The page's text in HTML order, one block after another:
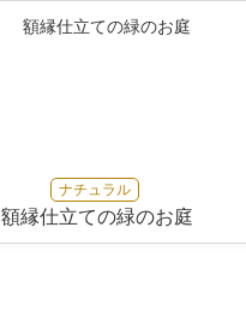
ナチュラル
額縁仕立ての緑のお庭